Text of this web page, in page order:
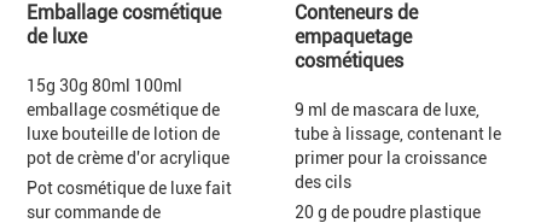
Emballage cosmétique
de luxe
15g 30g 80ml 100ml
emballage cosmétique de
luxe bouteille de lotion de
pot de crème d'or acrylique
Pot cosmétique de luxe fait
sur commande de
Conteneurs de
empaquetage
cosmétiques
9 ml de mascara de luxe,
tube à lissage, contenant le
primer pour la croissance
des cils
20 g de poudre plastique